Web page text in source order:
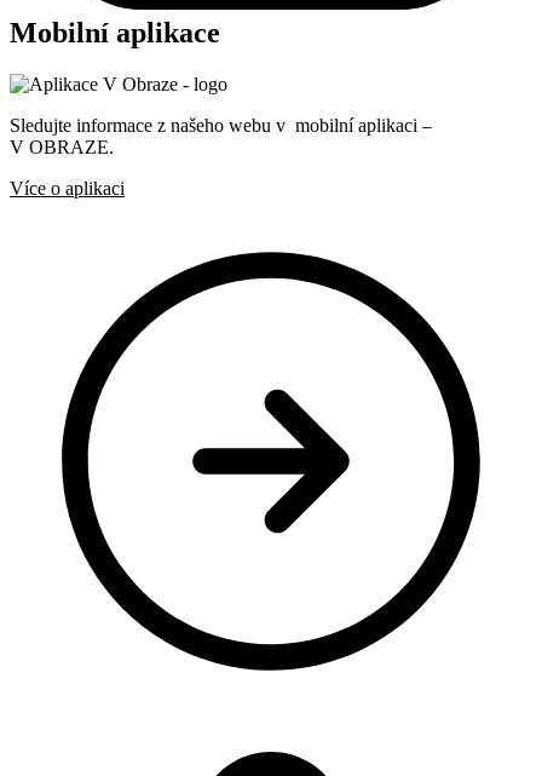
Mobilní aplikace
Sledujte informace z našeho webu v mobilní aplikaci –
V OBRAZE.
Více o aplikaci